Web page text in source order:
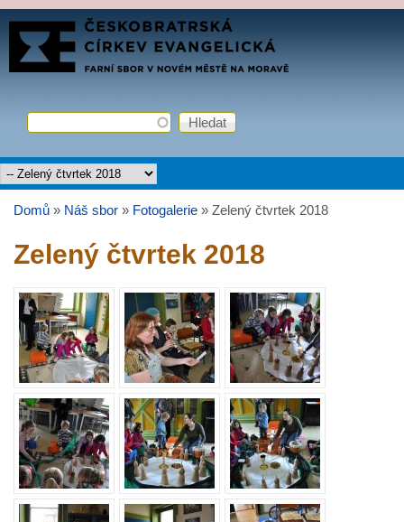
Přejít k hlavnímu obsahu
FARNÍ
SBOR
Vyhledávání
Hledat
Hlavní menu
Domů » Náš sbor » Fotogalerie » Zelený čtvrtek 2018
Zelený čtvrtek 2018